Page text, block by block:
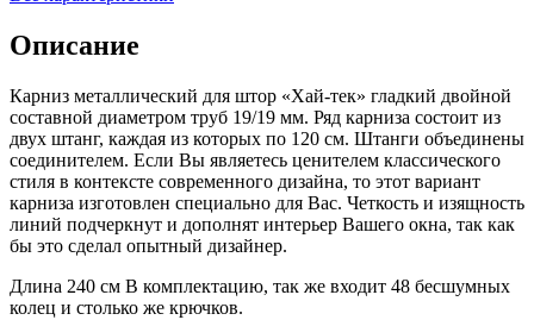
Описание
Карниз металлический для штор «Хай-тек» гладкий двойной
составной диаметром труб 19/19 мм. Ряд карниза состоит из
двух штанг, каждая из которых по 120 см. Штанги объединены
соединителем. Если Вы являетесь ценителем классического
стиля в контексте современного дизайна, то этот вариант
карниза изготовлен специально для Вас. Четкость и изящность
линий подчеркнут и дополнят интерьер Вашего окна, так как
бы это сделал опытный дизайнер.
Длина 240 см В комплектацию, так же входит 48 бесшумных
колец и столько же крючков.